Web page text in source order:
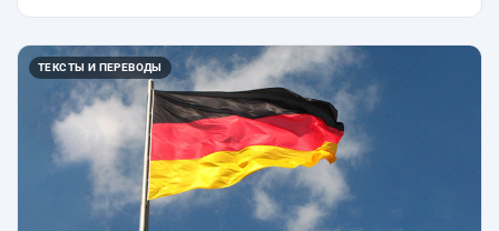
ТЕКСТЫ И ПЕРЕВОДЫ